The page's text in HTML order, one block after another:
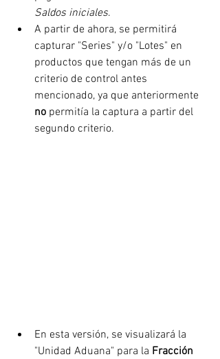
Saldos iniciales.
A partir de ahora, se permitirá
capturar "Series" y/o "Lotes" en
productos que tengan más de un
criterio de control antes
mencionado, ya que anteriormente
no permitía la captura a partir del
segundo criterio.
En esta versión, se visualizará la
"Unidad Aduana" para la Fracción